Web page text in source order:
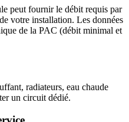
peut fournir le débit requis par
votre installation. Les données
de la PAC (débit minimal et
radiateurs, eau chaude
un circuit dédié.